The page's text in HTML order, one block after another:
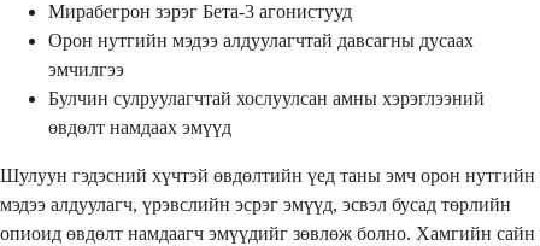
Мирабегрон зэрэг Бета-3 агонистууд
Орон нутгийн мэдээ алдуулагчтай давсагны дусаах
эмчилгээ
Булчин сулруулагчтай хослуулсан амны хэрэглээний
өвдөлт намдаах эмүүд
Шулуун гэдэсний хүчтэй өвдөлтийн үед таны эмч орон нутгийн
мэдээ алдуулагч, үрэвслийн эсрэг эмүүд, эсвэл бусад төрлийн
опиоид өвдөлт намдаагч эмүүдийг зөвлөж болно. Хамгийн сайн